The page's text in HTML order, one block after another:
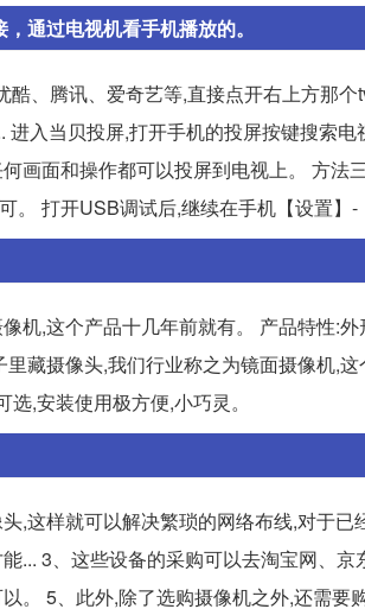
通过电视机看手机播放的。
、腾讯、爱奇艺等,直接点开右上方那
进入当贝投屏,打开手机的投屏按键搜索
画面和操作都可以投屏到电视上。 方法
。 打开USB调试后,继续在手机【设置】
机,这个产品十几年前就有。 产品特性:
藏摄像头,我们行业称之为镜面摄像机,
,安装使用极方便,小巧灵。
,这样就可以解决繁琐的网络布线,对于
... 3、这些设备的采购可以去淘宝网、
。 5、此外,除了选购摄像机之外,还需要